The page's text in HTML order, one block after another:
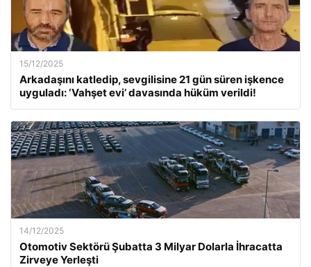
15/12/2025
Arkadaşını katledip, sevgilisine 21 gün süren işkence
uyguladı: ‘Vahşet evi’ davasında hüküm verildi!
14/12/2025
Otomotiv Sektörü Şubatta 3 Milyar Dolarla İhracatta
Zirveye Yerleşti